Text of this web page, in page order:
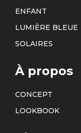
ENFANT
LUMIÈRE BLEUE
SOLAIRES
À propos
CONCEPT
LOOKBOOK